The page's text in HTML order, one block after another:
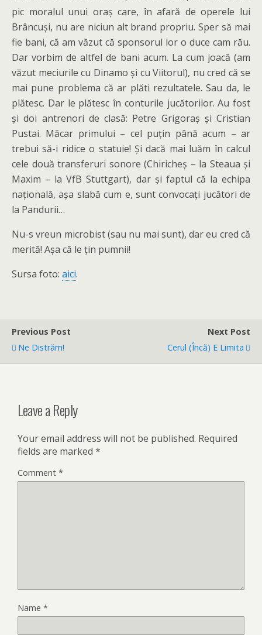
pic moralul unui oraș care, în afară de operele lui
Brâncuși, nu are niciun alt brand propriu. Sper să mai
fie bani, că am văzut că sponsorul lor o duce cam rău.
Dar vorbim de altfel de bani acum. La cum joacă (am
văzut meciurile cu Dinamo și cu Viitorul), nu cred că se
mai pune problema că ar plăti rezultatele. Sau da, le
plătesc. Dar le plătesc în conturile jucătorilor. Au fost
și doi antrenori de clasă: Petre Grigoraș și Cristian
Pustai. Măcar primului – cel puțin până acum – ar
trebui să-i ridice o statuie! Și dacă mai luăm în calcul
cele două transferuri sonore (Chiricheș – la Steaua și
Maxim – la VfB Stuttgart), dar și faptul că la echipa
națională, așa slabă cum e, sunt convocați jucători de
la Pandurii…
Nu-s vreun microbist (sau nu mai sunt), dar eu cred că
merită! Așa că le țin pumnii!
Sursa foto: aici.
Previous Post
Ne Distrăm!
Next Post
Cerul (încă) E Limita
Leave a Reply
Your email address will not be published. Required
fields are marked *
Comment *
Name *